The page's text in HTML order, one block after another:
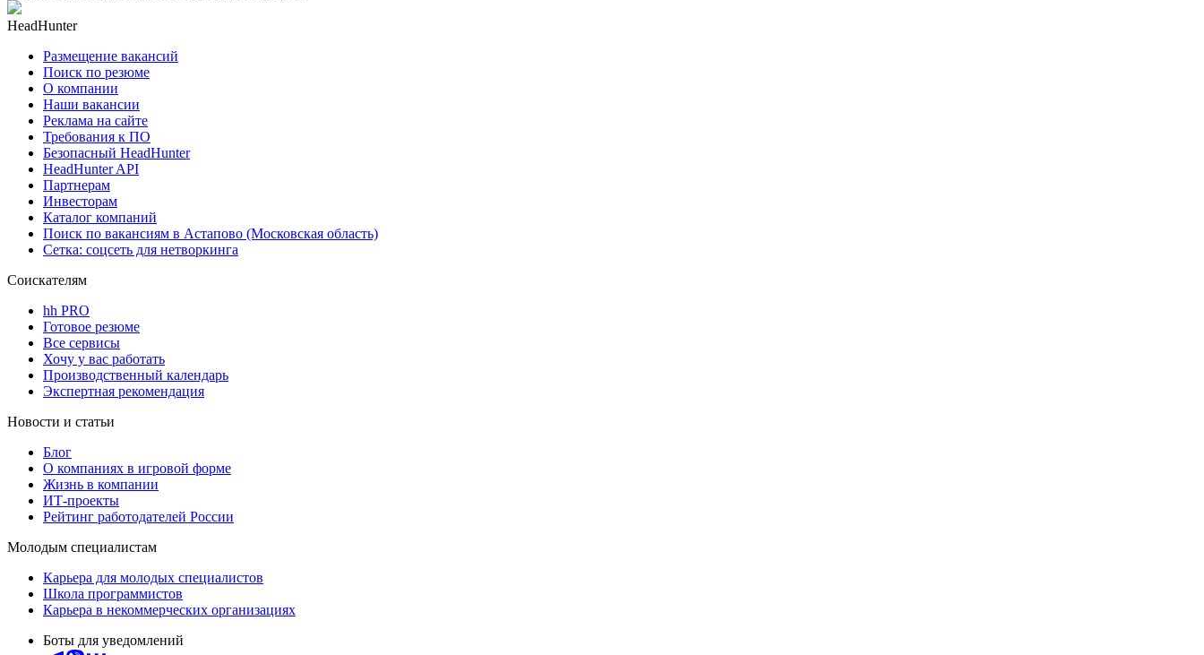
HeadHunter
Размещение вакансий
Поиск по резюме
О компании
Наши вакансии
Реклама на сайте
Требования к ПО
Безопасный HeadHunter
HeadHunter API
Партнерам
Инвесторам
Каталог компаний
Поиск по вакансиям в Астапово (Московская область)
Сетка: соцсеть для нетворкинга
Соискателям
hh PRO
Готовое резюме
Все сервисы
Хочу у вас работать
Производственный календарь
Экспертная рекомендация
Новости и статьи
Блог
О компаниях в игровой форме
Жизнь в компании
ИТ-проекты
Рейтинг работодателей России
Молодым специалистам
Карьера для молодых специалистов
Школа программистов
Карьера в некоммерческих организациях
Боты для уведомлений